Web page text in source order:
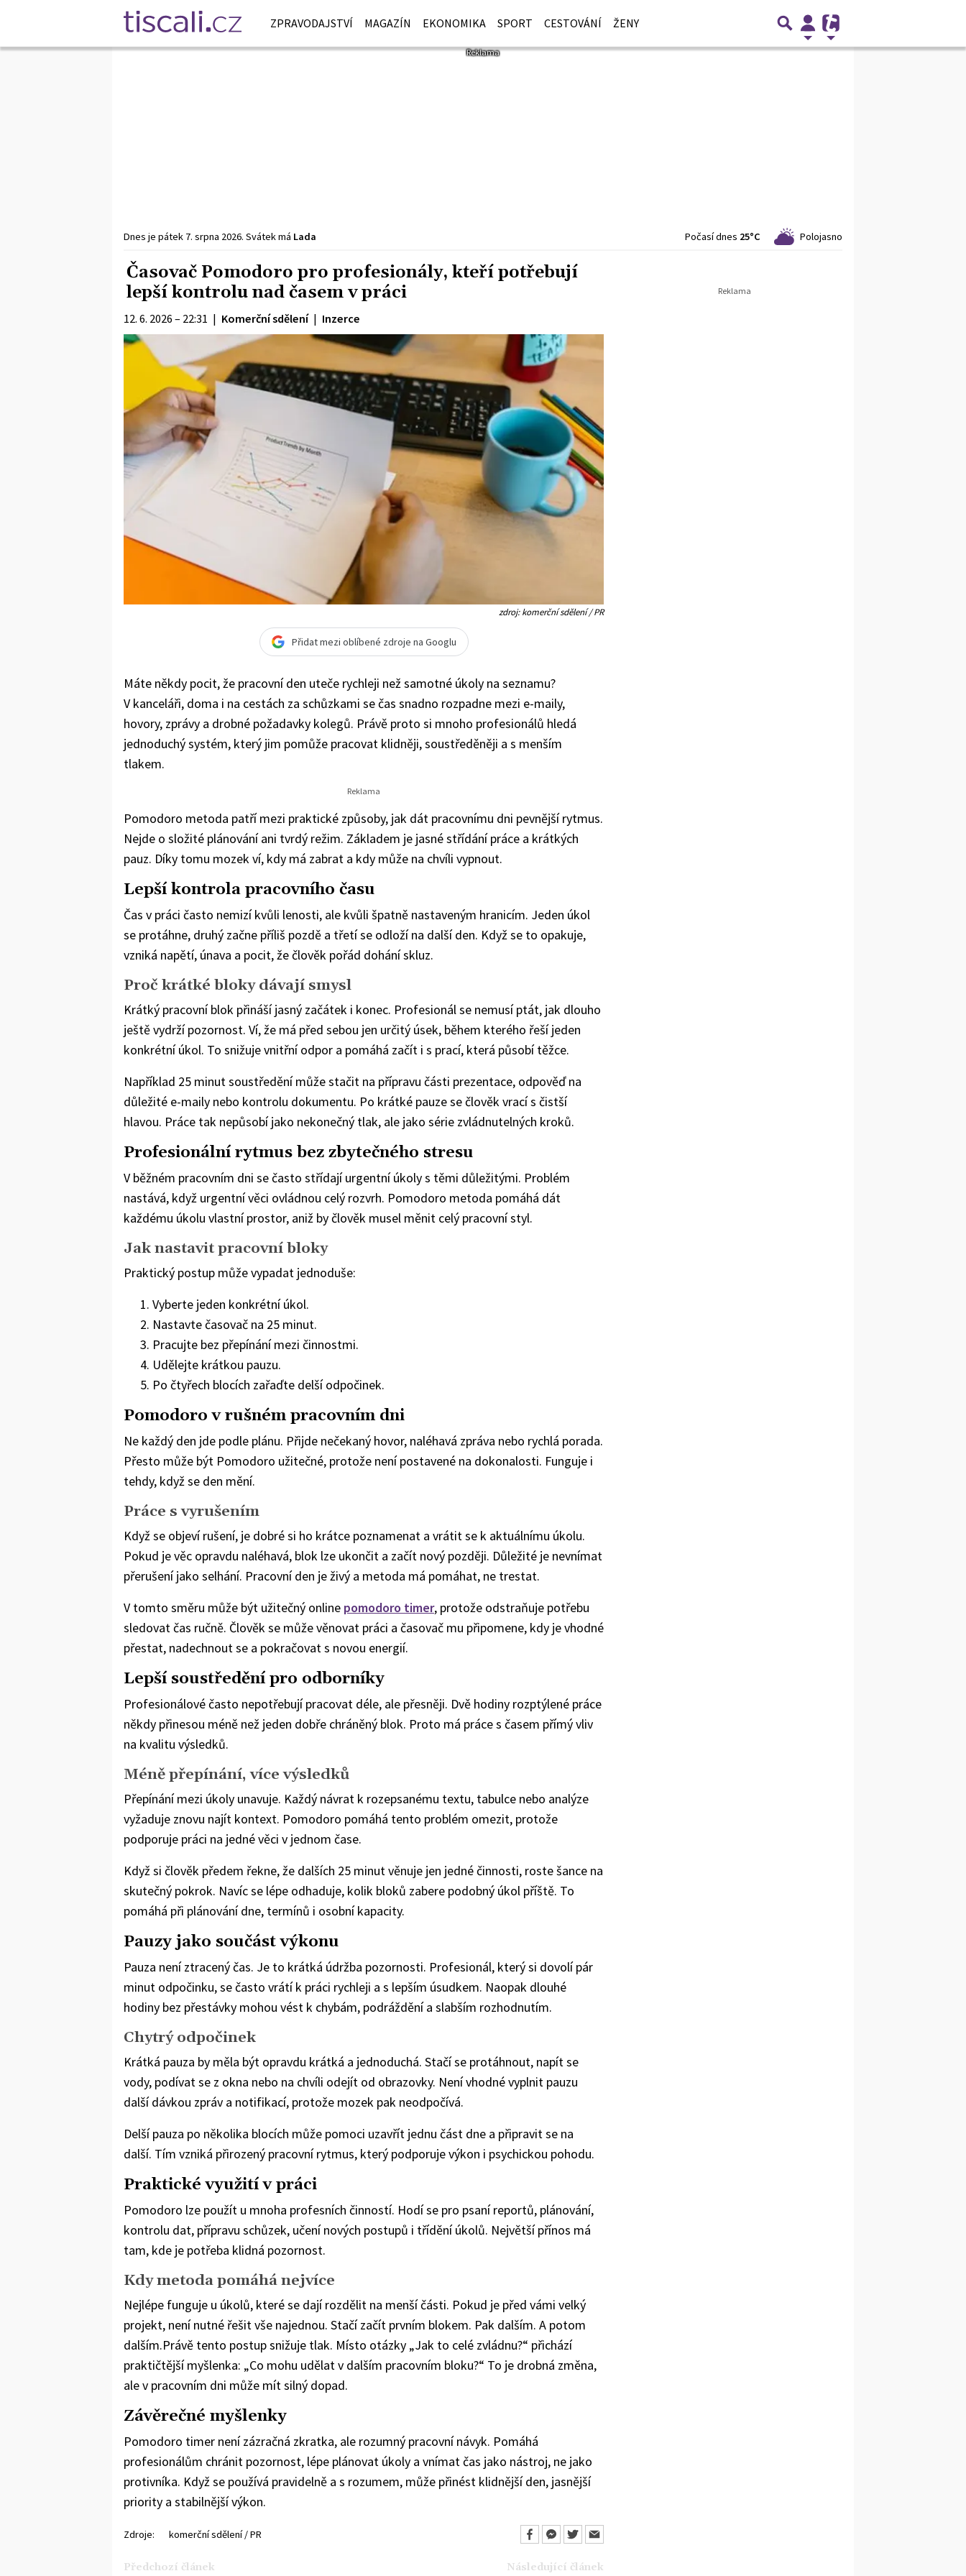
ZPRAVODAJSTVÍ MAGAZÍN EKONOMIKA SPORT CESTOVÁNÍ ŽENY
Dnes je pátek 7. srpna 2026. Svátek má Lada Počasí dnes 25°C Polojasno
Časovač Pomodoro pro profesionály, kteří potřebují
lepší kontrolu nad časem v práci
12. 6. 2026 – 22:31 | Komerční sdělení | Inzerce
zdroj: komerční sdělení / PR
Přidat mezi oblíbené zdroje na Googlu
Máte někdy pocit, že pracovní den uteče rychleji než samotné úkoly na seznamu?
V kanceláři, doma i na cestách za schůzkami se čas snadno rozpadne mezi e-maily,
hovory, zprávy a drobné požadavky kolegů. Právě proto si mnoho profesionálů hledá
jednoduchý systém, který jim pomůže pracovat klidněji, soustředěněji a s menším
tlakem.
Pomodoro metoda patří mezi praktické způsoby, jak dát pracovnímu dni pevnější rytmus.
Nejde o složité plánování ani tvrdý režim. Základem je jasné střídání práce a krátkých
pauz. Díky tomu mozek ví, kdy má zabrat a kdy může na chvíli vypnout.
Lepší kontrola pracovního času
Čas v práci často nemizí kvůli lenosti, ale kvůli špatně nastaveným hranicím. Jeden úkol
se protáhne, druhý začne příliš pozdě a třetí se odloží na další den. Když se to opakuje,
vzniká napětí, únava a pocit, že člověk pořád dohání skluz.
Proč krátké bloky dávají smysl
Krátký pracovní blok přináší jasný začátek i konec. Profesionál se nemusí ptát, jak dlouho
ještě vydrží pozornost. Ví, že má před sebou jen určitý úsek, během kterého řeší jeden
konkrétní úkol. To snižuje vnitřní odpor a pomáhá začít i s prací, která působí těžce.
Například 25 minut soustředění může stačit na přípravu části prezentace, odpověď na
důležité e-maily nebo kontrolu dokumentu. Po krátké pauze se člověk vrací s čistší
hlavou. Práce tak nepůsobí jako nekonečný tlak, ale jako série zvládnutelných kroků.
Profesionální rytmus bez zbytečného stresu
V běžném pracovním dni se často střídají urgentní úkoly s těmi důležitými. Problém
nastává, když urgentní věci ovládnou celý rozvrh. Pomodoro metoda pomáhá dát
každému úkolu vlastní prostor, aniž by člověk musel měnit celý pracovní styl.
Jak nastavit pracovní bloky
Praktický postup může vypadat jednoduše:
Vyberte jeden konkrétní úkol.
Nastavte časovač na 25 minut.
Pracujte bez přepínání mezi činnostmi.
Udělejte krátkou pauzu.
Po čtyřech blocích zařaďte delší odpočinek.
Pomodoro v rušném pracovním dni
Ne každý den jde podle plánu. Přijde nečekaný hovor, naléhavá zpráva nebo rychlá porada.
Přesto může být Pomodoro užitečné, protože není postavené na dokonalosti. Funguje i
tehdy, když se den mění.
Práce s vyrušením
Když se objeví rušení, je dobré si ho krátce poznamenat a vrátit se k aktuálnímu úkolu.
Pokud je věc opravdu naléhavá, blok lze ukončit a začít nový později. Důležité je nevnímat
přerušení jako selhání. Pracovní den je živý a metoda má pomáhat, ne trestat.
V tomto směru může být užitečný online pomodoro timer, protože odstraňuje potřebu
sledovat čas ručně. Člověk se může věnovat práci a časovač mu připomene, kdy je vhodné
přestat, nadechnout se a pokračovat s novou energií.
Lepší soustředění pro odborníky
Profesionálové často nepotřebují pracovat déle, ale přesněji. Dvě hodiny rozptýlené práce
někdy přinesou méně než jeden dobře chráněný blok. Proto má práce s časem přímý vliv
na kvalitu výsledků.
Méně přepínání, více výsledků
Přepínání mezi úkoly unavuje. Každý návrat k rozepsanému textu, tabulce nebo analýze
vyžaduje znovu najít kontext. Pomodoro pomáhá tento problém omezit, protože
podporuje práci na jedné věci v jednom čase.
Když si člověk předem řekne, že dalších 25 minut věnuje jen jedné činnosti, roste šance na
skutečný pokrok. Navíc se lépe odhaduje, kolik bloků zabere podobný úkol příště. To
pomáhá při plánování dne, termínů i osobní kapacity.
Pauzy jako součást výkonu
Pauza není ztracený čas. Je to krátká údržba pozornosti. Profesionál, který si dovolí pár
minut odpočinku, se často vrátí k práci rychleji a s lepším úsudkem. Naopak dlouhé
hodiny bez přestávky mohou vést k chybám, podráždění a slabším rozhodnutím.
Chytrý odpočinek
Krátká pauza by měla být opravdu krátká a jednoduchá. Stačí se protáhnout, napít se
vody, podívat se z okna nebo na chvíli odejít od obrazovky. Není vhodné vyplnit pauzu
další dávkou zpráv a notifikací, protože mozek pak neodpočívá.
Delší pauza po několika blocích může pomoci uzavřít jednu část dne a připravit se na
další. Tím vzniká přirozený pracovní rytmus, který podporuje výkon i psychickou pohodu.
Praktické využití v práci
Pomodoro lze použít u mnoha profesních činností. Hodí se pro psaní reportů, plánování,
kontrolu dat, přípravu schůzek, učení nových postupů i třídění úkolů. Největší přínos má
tam, kde je potřeba klidná pozornost.
Kdy metoda pomáhá nejvíce
Nejlépe funguje u úkolů, které se dají rozdělit na menší části. Pokud je před vámi velký
projekt, není nutné řešit vše najednou. Stačí začít prvním blokem. Pak dalším. A potom
dalším.Právě tento postup snižuje tlak. Místo otázky „Jak to celé zvládnu?“ přichází
praktičtější myšlenka: „Co mohu udělat v dalším pracovním bloku?“ To je drobná změna,
ale v pracovním dni může mít silný dopad.
Závěrečné myšlenky
Pomodoro timer není zázračná zkratka, ale rozumný pracovní návyk. Pomáhá
profesionálům chránit pozornost, lépe plánovat úkoly a vnímat čas jako nástroj, ne jako
protivníka. Když se používá pravidelně a s rozumem, může přinést klidnější den, jasnější
priority a stabilnější výkon.
Zdroje: komerční sdělení / PR
Předchozí článek Následující článek